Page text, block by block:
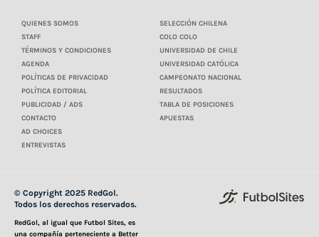
QUIENES SOMOS
STAFF
TÉRMINOS Y CONDICIONES
AGENDA
POLÍTICAS DE PRIVACIDAD
POLÍTICA EDITORIAL
PUBLICIDAD / ADS
CONTACTO
AD CHOICES
ENTREVISTAS
SELECCIÓN CHILENA
COLO COLO
UNIVERSIDAD DE CHILE
UNIVERSIDAD CATÓLICA
CAMPEONATO NACIONAL
RESULTADOS
TABLA DE POSICIONES
APUESTAS
© Copyright 2025 RedGol.
Todos los derechos reservados.
RedGol, al igual que Futbol Sites, es
una compañía perteneciente a Better